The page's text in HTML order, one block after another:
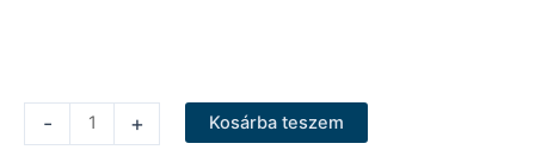
-
Elsősegély
+ Kosárba teszem